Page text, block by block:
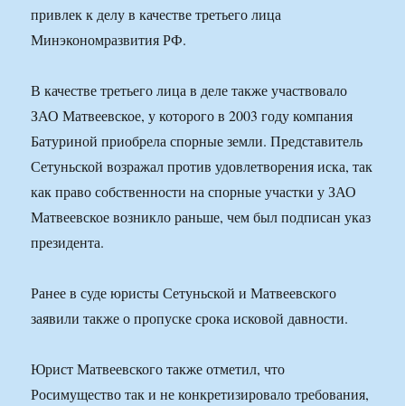
привлек к делу в качестве третьего лица
Минэкономразвития РФ.
В качестве третьего лица в деле также участвовало
ЗАО Матвеевское, у которого в 2003 году компания
Батуриной приобрела спорные земли. Представитель
Сетуньской возражал против удовлетворения иска, так
как право собственности на спорные участки у ЗАО
Матвеевское возникло раньше, чем был подписан указ
президента.
Ранее в суде юристы Сетуньской и Матвеевского
заявили также о пропуске срока исковой давности.
Юрист Матвеевского также отметил, что
Росимущество так и не конкретизировало требования,